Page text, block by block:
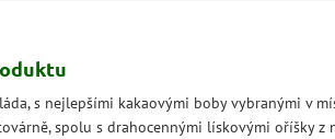
s nejlepšími kakaovými boby vybranými v
spolu s drahocennými lískovými oříšky z